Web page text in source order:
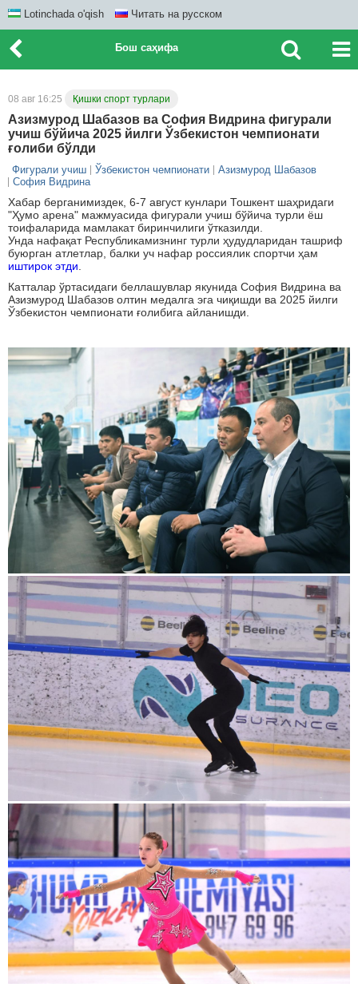
Lotinchada o'qish Читать на русском
Бош саҳифа
08 авг 16:25 Қишки спорт турлари
Азизмурод Шабазов ва София Видрина фигурали
учиш бўйича 2025 йилги Ўзбекистон чемпионати
ғолиби бўлди
Фигурали учиш Ўзбекистон чемпионати
Азизмурод Шабазов
София Видрина
Хабар берганимиздек, 6-7 август кунлари Тошкент шаҳридаги
"Ҳумо арена" мажмуасида фигурали учиш бўйича турли ёш
тоифаларида мамлакат биринчилиги ўтказилди.
Унда нафақат Республикамизнинг турли ҳудудларидан ташриф
буюрган атлетлар, балки уч нафар россиялик спортчи ҳам
иштирок этди
Катталар ўртасидаги беллашувлар якунида София Видрина ва
Азизмурод Шабазов олтин медалга эга чиқишди ва 2025 йилги
Ўзбекистон чемпионати ғолибига айланишди.